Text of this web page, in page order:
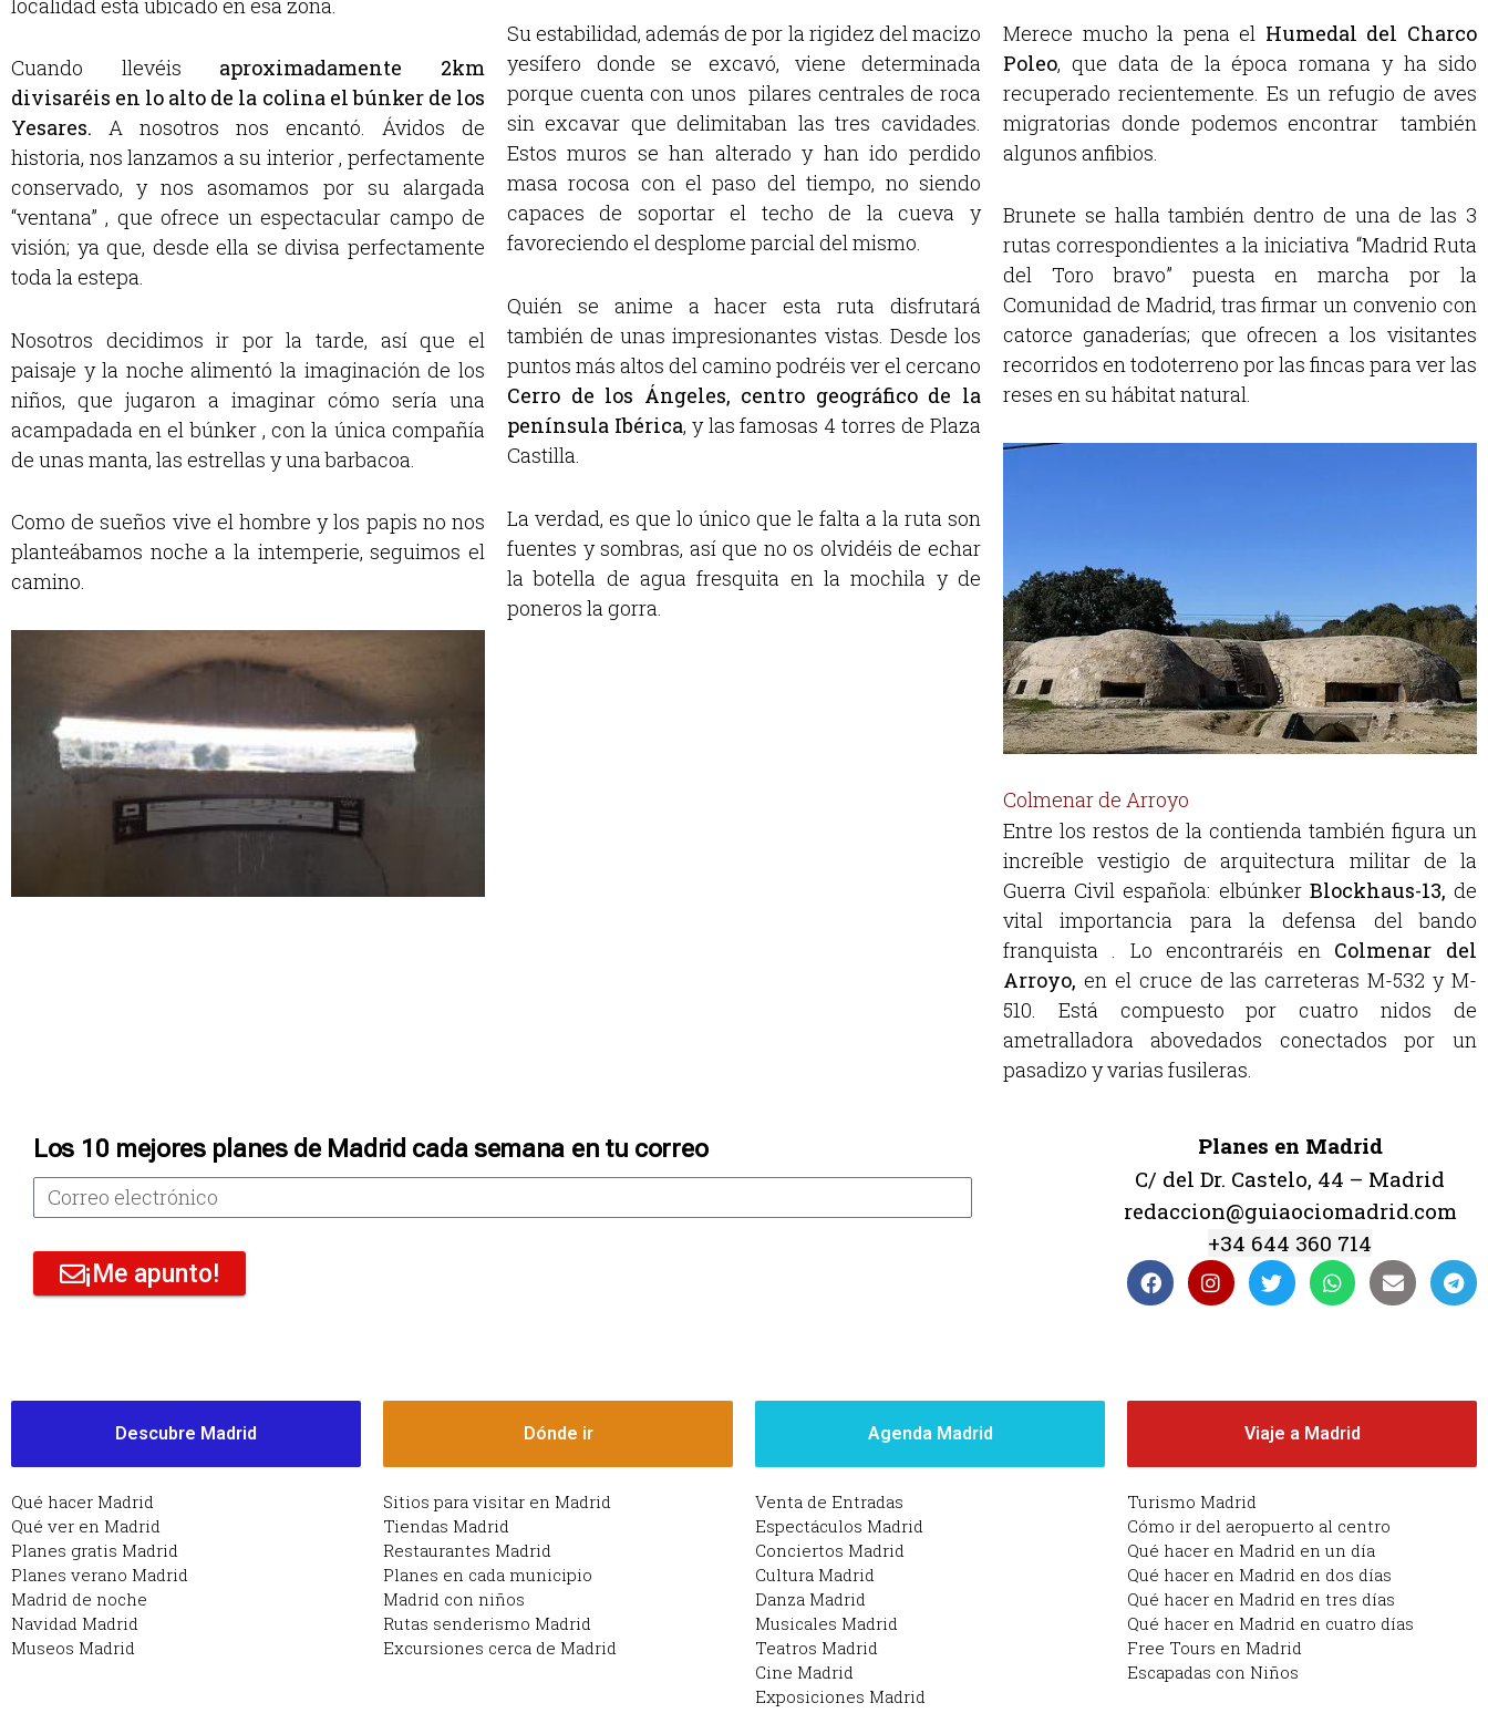
Cuando llevéis aproximadamente 2km
divisaréis en lo alto de la colina el búnker de los
Yesares. A nosotros nos encantó. Ávidos de
historia, nos lanzamos a su interior , perfectamente
conservado, y nos asomamos por su alargada
“ventana” , que ofrece un espectacular campo de
visión; ya que, desde ella se divisa perfectamente
toda la estepa.
Nosotros decidimos ir por la tarde, así que el
paisaje y la noche alimentó la imaginación de los
niños, que jugaron a imaginar cómo sería una
acampadada en el búnker , con la única compañía
de unas manta, las estrellas y una barbacoa.
Como de sueños vive el hombre y los papis no nos
planteábamos noche a la intemperie, seguimos el
camino.
Su estabilidad, además de por la rigidez del macizo
yesífero donde se excavó, viene determinada
porque cuenta con unos pilares centrales de roca
sin excavar que delimitaban las tres cavidades.
Estos muros se han alterado y han ido perdido
masa rocosa con el paso del tiempo, no siendo
capaces de soportar el techo de la cueva y
favoreciendo el desplome parcial del mismo.
Quién se anime a hacer esta ruta disfrutará
también de unas impresionantes vistas. Desde los
puntos más altos del camino podréis ver el cercano
Cerro de los Ángeles, centro geográfico de la
península Ibérica, y las famosas 4 torres de Plaza
Castilla.
La verdad, es que lo único que le falta a la ruta son
fuentes y sombras, así que no os olvidéis de echar
la botella de agua fresquita en la mochila y de
poneros la gorra.
Merece mucho la pena el Humedal del Charco
Poleo, que data de la época romana y ha sido
recuperado recientemente. Es un refugio de aves
migratorias donde podemos encontrar también
algunos anfibios.
Brunete se halla también dentro de una de las 3
rutas correspondientes a la iniciativa “Madrid Ruta
del Toro bravo” puesta en marcha por la
Comunidad de Madrid, tras firmar un convenio con
catorce ganaderías; que ofrecen a los visitantes
recorridos en todoterreno por las fincas para ver las
reses en su hábitat natural.
Colmenar de Arroyo
Entre los restos de la contienda también figura un
increíble vestigio de arquitectura militar de la
Guerra Civil española: elbúnker Blockhaus-13, de
vital importancia para la defensa del bando
franquista . Lo encontraréis en Colmenar del
Arroyo, en el cruce de las carreteras M-532 y M-
510. Está compuesto por cuatro nidos de
ametralladora abovedados conectados por un
pasadizo y varias fusileras.
Los 10 mejores planes de Madrid cada semana en tu correo
¡Me apunto!
Planes en Madrid
C/ del Dr. Castelo, 44 – Madrid
redaccion@guiaociomadrid.com
+34 644 360 714
Descubre Madrid
Qué hacer Madrid
Qué ver en Madrid
Planes gratis Madrid
Planes verano Madrid
Madrid de noche
Navidad Madrid
Museos Madrid
Dónde ir
Sitios para visitar en Madrid
Tiendas Madrid
Restaurantes Madrid
Planes en cada municipio
Madrid con niños
Rutas senderismo Madrid
Excursiones cerca de Madrid
Agenda Madrid
Venta de Entradas
Espectáculos Madrid
Conciertos Madrid
Cultura Madrid
Danza Madrid
Musicales Madrid
Teatros Madrid
Cine Madrid
Exposiciones Madrid
Viaje a Madrid
Turismo Madrid
Cómo ir del aeropuerto al centro
Qué hacer en Madrid en un día
Qué hacer en Madrid en dos días
Qué hacer en Madrid en tres días
Qué hacer en Madrid en cuatro días
Free Tours en Madrid
Escapadas con Niños